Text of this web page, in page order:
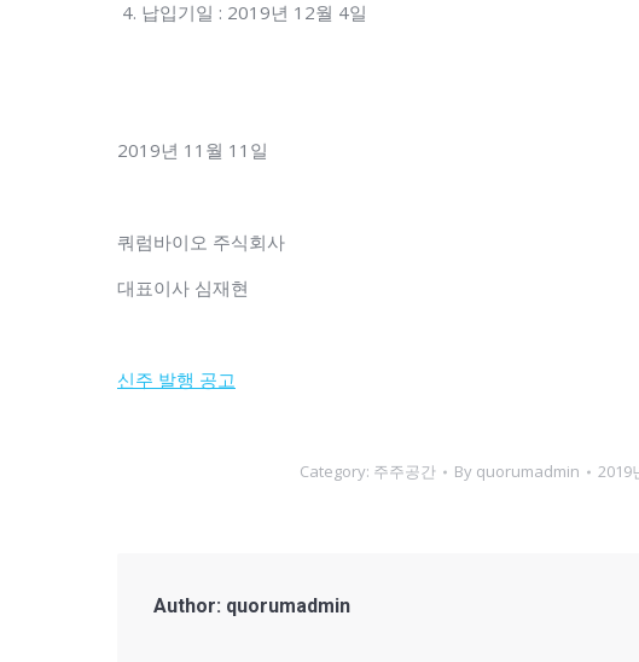
납입기일 : 2019년 12월 4일
2019년 11월 11일
쿼럼바이오 주식회사
대표이사 심재현
신주 발행 공고
Category: 주주공간 By quorumadmin 2019
Author: quorumadmin